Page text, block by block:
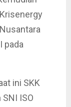
pada
ini SKK
ISO